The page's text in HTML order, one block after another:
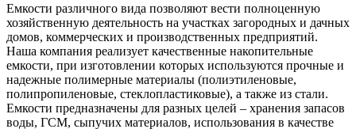
Емкости различного вида позволяют вести полноценную
хозяйственную деятельность на участках загородных и дачных
домов, коммерческих и производственных предприятий.
Наша компания реализует качественные накопительные
емкости, при изготовлении которых используются прочные и
надежные полимерные материалы (полиэтиленовые,
полипропиленовые, стеклопластиковые), а также из стали.
Емкости предназначены для разных целей – хранения запасов
воды, ГСМ, сыпучих материалов, использования в качестве